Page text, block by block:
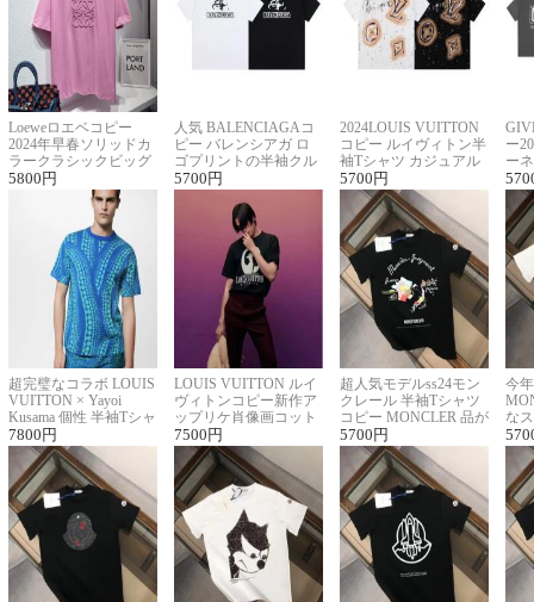
Loeweロエベコピー
2024年早春ソリッドカ
ラークラシックビッグ
ロゴ刺繍Tシャツ
5800 円
人気 BALENCIAGAコ
ピー バレンシアガ ロ
ゴプリントの半袖クル
ーネックTシャツ
5700 円
2024LOUIS VUITTON
コピー ルイヴィトン半
袖Tシャツ カジュアル
に馴染む 2色展開
5700 円
ー
ー
ー
超完璧なコラボ LOUIS
VUITTON × Yayoi
Kusama 個性 半袖Tシャ
ツコピー男女兼用
7800 円
LOUIS VUITTON ルイ
ヴィトンコピー新作ア
ップリケ肖像画コット
ンニット半袖Tシャツ
7500 円
超人気モデルss24モン
クレール 半袖Tシャツ
コピー MONCLER 品が
良く見た目
5700 円
今
な
ル